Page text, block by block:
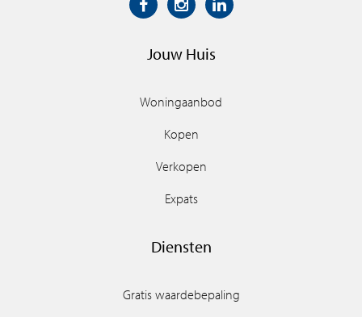
Jouw Huis
Woningaanbod
Kopen
Verkopen
Expats
Diensten
Gratis waardebepaling